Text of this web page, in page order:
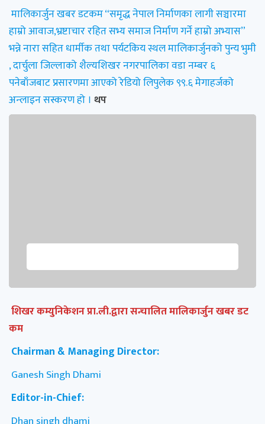
मालिकार्जुन खबर डटकम “समृद्ध नेपाल निर्माणका लागी सञ्चारमा
हाम्रो आवाज,भ्रष्टाचार रहित सभ्य समाज निर्माण गर्ने हाम्रो अभ्यास”
भन्ने नारा सहित धार्मीक तथा पर्यटकिय स्थल मालिकार्जुनको पुन्य भुमी
, दार्चुला जिल्लाको शैल्यशिखर नगरपालिका वडा नम्बर ६
पनेबाँजबाट प्रसारणमा आएको रेडियो लिपुलेक ९९.६ मेगाहर्जको
अन्लाइन सस्करण हो । थप
शिखर कम्युनिकेशन प्रा.ली.द्वारा सन्चालित मालिकार्जुन खबर डट
कम
Chairman & Managing Director:
Ganesh Singh Dhami
Editor-in-Chief:
Dhan singh dhami